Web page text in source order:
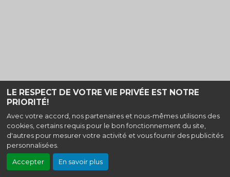
LE RESPECT DE VOTRE VIE PRIVÉE EST NOTRE
PRIORITÉ!
Avec votre accord, nos partenaires et nous-mêmes utilisons des
cookies, certains requis pour le bon fonctionnement du site,
d'autres pour mesurer votre activité et vous fournir des publicités
personnalisées.
Accepter En savoir plus